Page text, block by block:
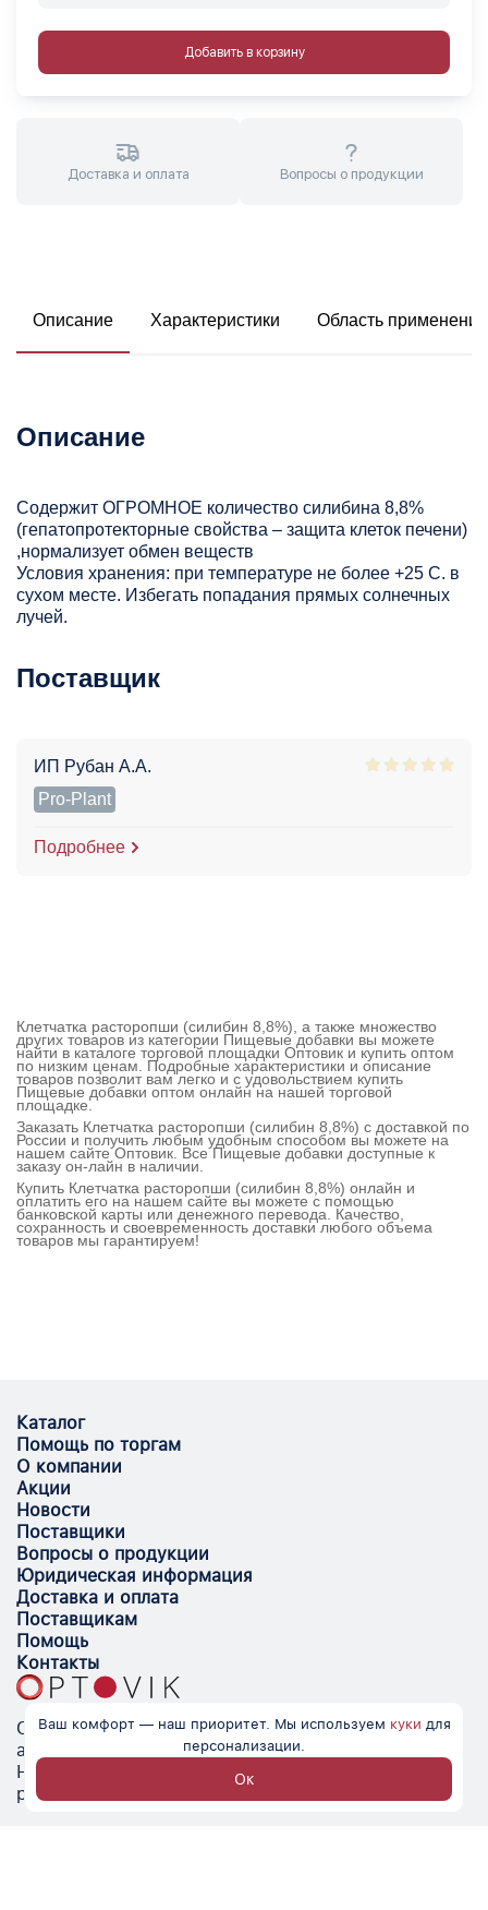
Добавить в корзину
Доставка и оплата Вопросы о продукции
Описание Характеристики Область применения
Описание
Содержит ОГРОМНОЕ количество силибина 8,8%
(гепатопротекторные свойства – защита клеток печени)
,нормализует обмен веществ
Условия хранения: при температуре не более +25 С. в
сухом месте. Избегать попадания прямых солнечных
лучей.
Поставщик
ИП Рубан А.А.
Pro-Plant
Подробнее
Клетчатка расторопши (силибин 8,8%), а также множество
других товаров из категории Пищевые добавки вы можете
найти в каталоге торговой площадки Оптовик и купить оптом
по низким ценам. Подробные характеристики и описание
товаров позволит вам легко и с удовольствием купить
Пищевые добавки оптом онлайн на нашей торговой
площадке.
Заказать Клетчатка расторопши (силибин 8,8%) с доставкой по
России и получить любым удобным способом вы можете на
нашем сайте Оптовик. Все Пищевые добавки доступные к
заказу он-лайн в наличии.
Купить Клетчатка расторопши (силибин 8,8%) онлайн и
оплатить его на нашем сайте вы можете с помощью
банковской карты или денежного перевода. Качество,
сохранность и своевременность доставки любого объема
товаров мы гарантируем!
Optovik.com - электронная площадка для
автоматизации закупок и поиска поставщиков.
Низкие цены, надёжные контрагенты и удобство
работы.
Каталог
Помощь по торгам
О компании
Акции
Новости
Поставщики
Вопросы о продукции
Юридическая информация
Доставка и оплата
Поставщикам
Помощь
Контакты
Ваш комфорт — наш приоритет. Мы используем куки для
персонализации.
Ок